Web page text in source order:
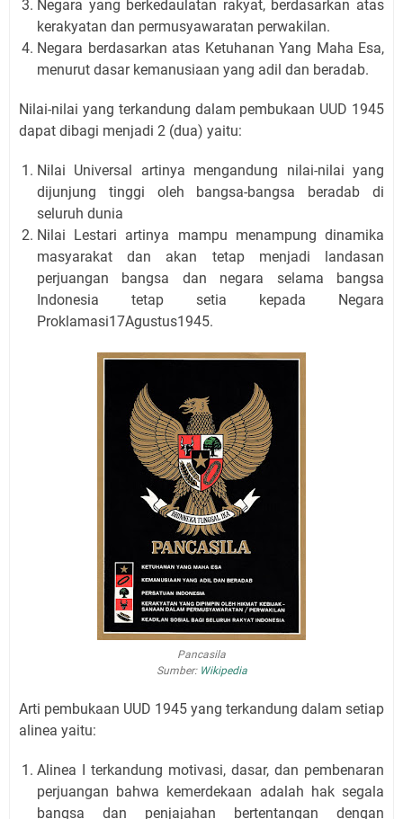
Negara yang berkedaulatan rakyat, berdasarkan atas
kerakyatan dan permusyawaratan perwakilan.
Negara berdasarkan atas Ketuhanan Yang Maha Esa,
menurut dasar kemanusiaan yang adil dan beradab.
Nilai-nilai yang terkandung dalam pembukaan UUD 1945
dapat dibagi menjadi 2 (dua) yaitu:
Nilai Universal artinya mengandung nilai-nilai yang
dijunjung tinggi oleh bangsa-bangsa beradab di
seluruh dunia
Nilai Lestari artinya mampu menampung dinamika
masyarakat dan akan tetap menjadi landasan
perjuangan bangsa dan negara selama bangsa
Indonesia tetap setia kepada Negara
Proklamasi17Agustus1945.
Pancasila
Sumber: Wikipedia
Arti pembukaan UUD 1945 yang terkandung dalam setiap
alinea yaitu:
Alinea I terkandung motivasi, dasar, dan pembenaran
perjuangan bahwa kemerdekaan adalah hak segala
bangsa dan penjajahan bertentangan dengan